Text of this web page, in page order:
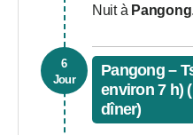
Nuit à Pangong.
6
Jour
Pangong –
environ 7 h)
dîner)